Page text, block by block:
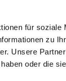
für soziale
zu
Unsere
oder die